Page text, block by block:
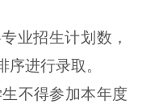
业招生计划数，
进行录取。
不得参加本年度